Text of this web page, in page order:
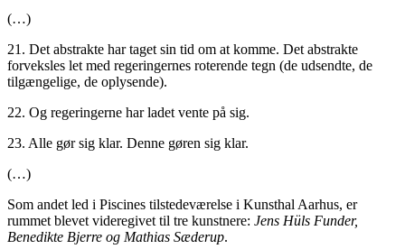
(…)
21. Det abstrakte har taget sin tid om at komme. Det abstrakte
forveksles let med regeringernes roterende tegn (de udsendte, de
tilgængelige, de oplysende).
22. Og regeringerne har ladet vente på sig.
23. Alle gør sig klar. Denne gøren sig klar.
(…)
Som andet led i Piscines tilstedeværelse i Kunsthal Aarhus, er
rummet blevet videregivet til tre kunstnere: Jens Hüls Funder,
Benedikte Bjerre og Mathias Sæderup.